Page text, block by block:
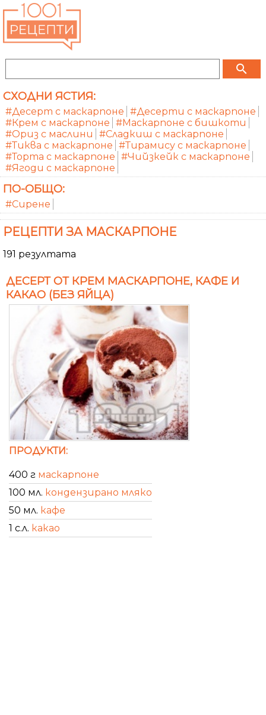
search
СХОДНИ ЯСТИЯ:
#Десерт с маскарпоне #Десерти с маскарпоне
#Крем с маскарпоне #Маскарпоне с бишкоти
#Ориз с маслини
#Сладкиш с маскарпоне
#Тиква с маскарпоне #Тирамису с маскарпоне
#Торта с маскарпоне #Чийзкейк с маскарпоне
#Ягоди с маскарпоне
ПО-ОБЩО:
#Сирене
РЕЦЕПТИ ЗА МАСКАРПОНЕ
191 резултата
ДЕСЕРТ ОТ КРЕМ МАСКАРПОНЕ, КАФЕ И
КАКАО (БЕЗ ЯЙЦА)
ПРОДУКТИ:
400 г маскарпоне
100 мл. кондензирано мляко
50 мл. кафе
1 с.л. какао